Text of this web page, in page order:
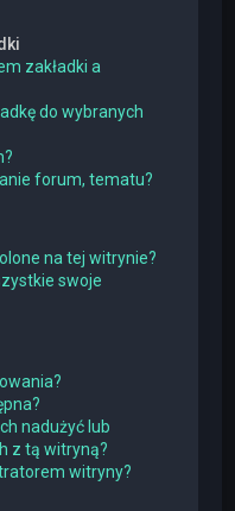
zakładki a
do wybranych
forum, tematu?
na tej witrynie?
swoje
nadużyć lub
z tą witryną?
witryny?